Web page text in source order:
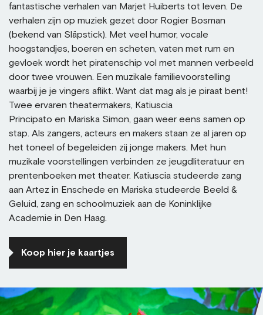
fantastische verhalen van Marjet Huiberts tot leven. De
verhalen zijn op muziek gezet door Rogier Bosman
(bekend van Släpstick). Met veel humor, vocale
hoogstandjes, boeren en scheten, vaten met rum en
gevloek wordt het piratenschip vol met mannen verbeeld
door twee vrouwen. Een muzikale familievoorstelling
waarbij je je vingers aflikt. Want dat mag als je piraat bent!
Twee ervaren theatermakers, Katiuscia
Principato en Mariska Simon, gaan weer eens samen op
stap. Als zangers, acteurs en makers staan ze al jaren op
het toneel of begeleiden zij jonge makers. Met hun
muzikale voorstellingen verbinden ze jeugdliteratuur en
prentenboeken met theater. Katiuscia studeerde zang
aan Artez in Enschede en Mariska studeerde Beeld &
Geluid, zang en schoolmuziek aan de Koninklijke
Academie in Den Haag.
Koop hier je kaartjes